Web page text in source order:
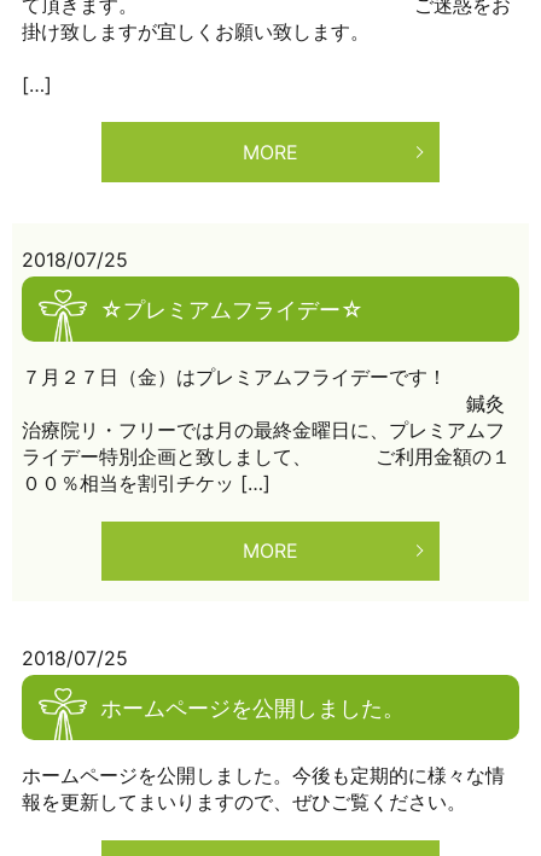
掛け致しますが宜しくお願い致します。
[…]
MORE
2018/07/25
☆プレミアムフライデー☆
７月２７日（金）はプレミアムフライデーです！
鍼灸
治療院リ・フリーでは月の最終金曜日に、プレミアムフ
ライデー特別企画と致しまして、 ご利用金額の１
００％相当を割引チケッ […]
MORE
2018/07/25
ホームページを公開しました。
ホームページを公開しました。今後も定期的に様々な情
報を更新してまいりますので、ぜひご覧ください。